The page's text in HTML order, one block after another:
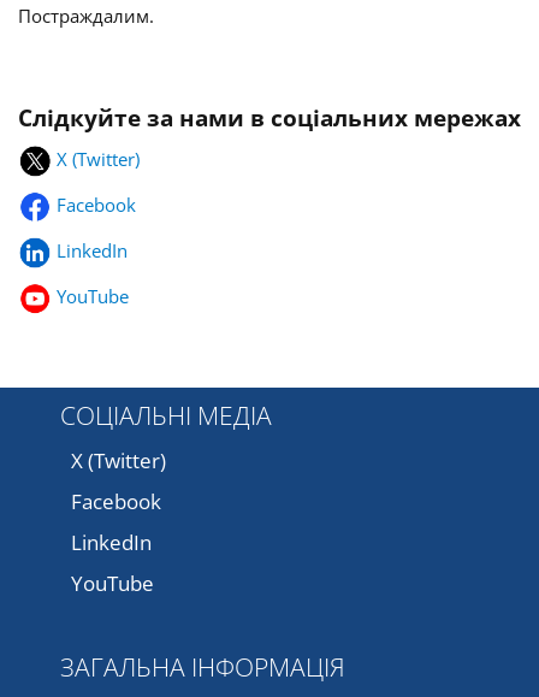
Постраждалим.
Слідкуйте за нами в соціальних мережах
X (Twitter)
Facebook
LinkedIn
YouTube
СОЦІАЛЬНІ МЕДІА
X (Twitter)
Facebook
LinkedIn
YouTube
ЗАГАЛЬНА ІНФОРМАЦІЯ